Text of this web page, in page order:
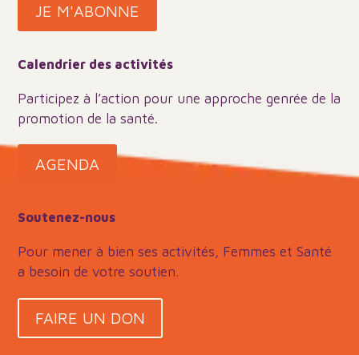
JE M'ABONNE
Calendrier des activités
Participez à l’action pour une approche genrée de la
promotion de la santé.
AGENDA
Soutenez-nous
Pour mener à bien ses activités, Femmes et Santé
a besoin de votre soutien.
FAIRE UN DON